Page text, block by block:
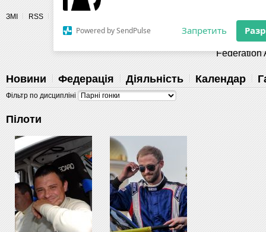
уведомления на рабочий стол
ЗМІ RSS
Fédération
Новини Федерація Діяльність Календар
Фільтр по дисципліні
Пілоти